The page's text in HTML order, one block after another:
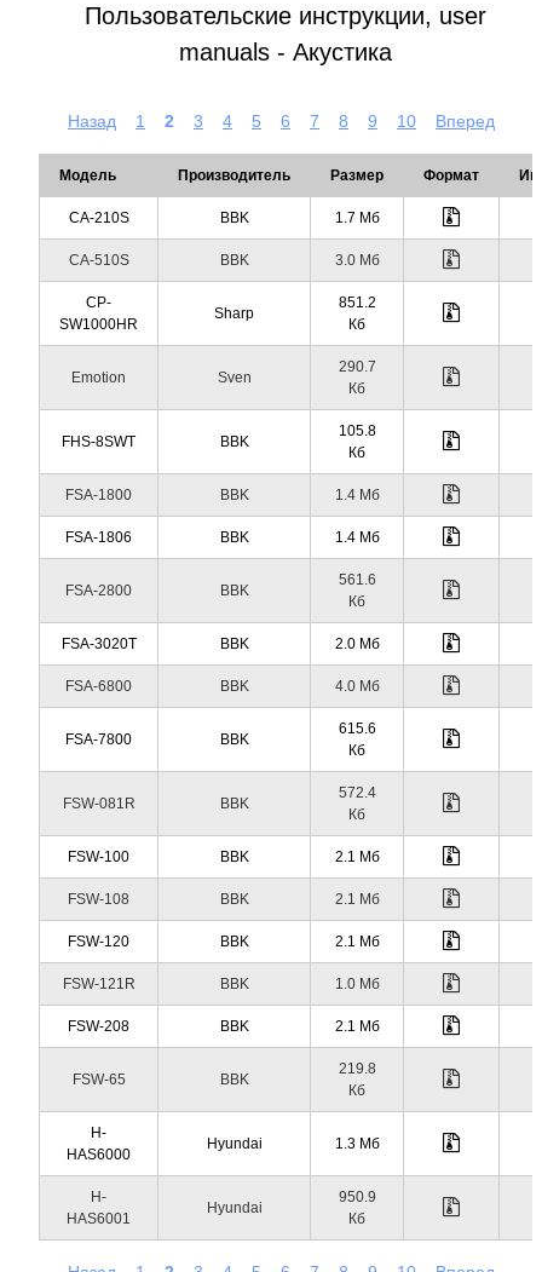
Пользовательские инструкции, user
manuals - Акустика
Назад 1 2 3 4 5 6 7 8 9 10 Вперед
Модель Производитель Размер Формат
CA-210S BBK 1.7 Мб
CA-510S BBK 3.0 Мб
CP-
SW1000HR
Sharp
851.2
Кб
Emotion Sven
290.7
Кб
FHS-8SWT BBK
105.8
Кб
FSA-1800 BBK 1.4 Мб
FSA-1806 BBK 1.4 Мб
FSA-2800 BBK
561.6
Кб
FSA-3020T BBK 2.0 Мб
FSA-6800 BBK 4.0 Мб
FSA-7800 BBK
615.6
Кб
FSW-081R BBK
572.4
Кб
FSW-100 BBK 2.1 Мб
FSW-108 BBK 2.1 Мб
FSW-120 BBK 2.1 Мб
FSW-121R BBK 1.0 Мб
FSW-208 BBK 2.1 Мб
FSW-65 BBK
219.8
Кб
H-
HAS6000
Hyundai 1.3 Мб
H-
HAS6001
Hyundai
950.9
Кб